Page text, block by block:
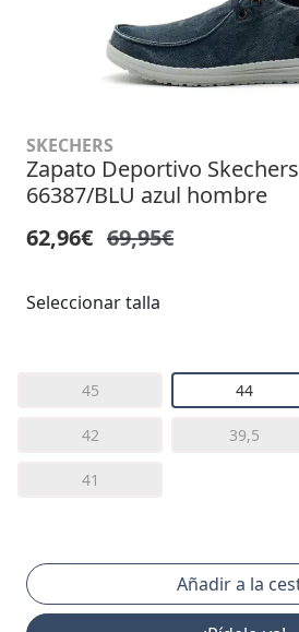
SKECHERS
Zapato Deportivo Skechers
66387/BLU azul hombre
62,96€ 69,95€
Seleccionar talla
45 44
42 39,5
41